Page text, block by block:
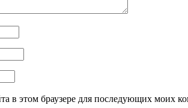
в этом браузере для последующих моих